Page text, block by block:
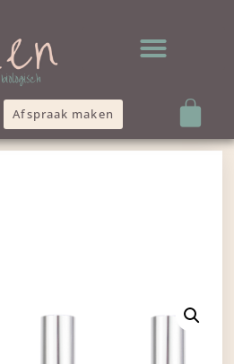
Afspraak maken